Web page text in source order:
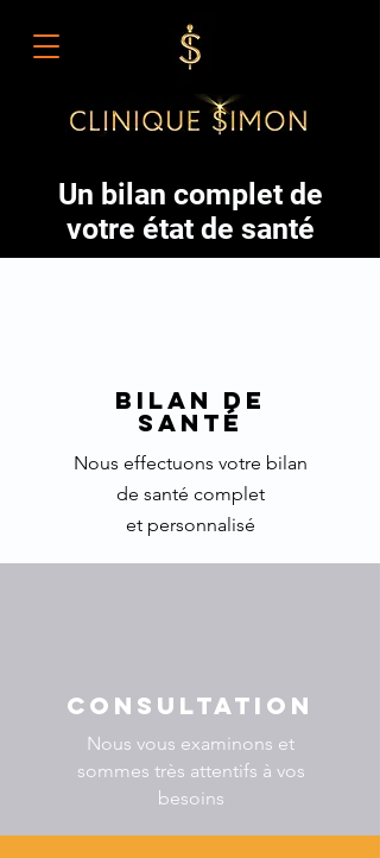
Un bilan complet de
votre état de santé
Bilan de
SANTé
Nous effectuons votre bilan
de santé complet
et personnalisé
CONSULTATION
Nous vous examinons et
sommes très attentifs à vos
besoins